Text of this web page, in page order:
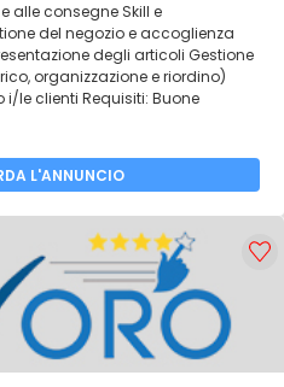
alle consegne Skill e
del negozio e accoglienza
degli articoli Gestione
organizzazione e riordino)
i/le clienti Requisiti: Buone
L'ANNUNCIO